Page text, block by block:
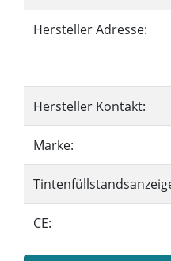
Hersteller Adresse:
Hersteller Kontakt:
Marke:
CE: